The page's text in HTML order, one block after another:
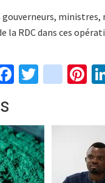
gouverneurs,
RDC dans ces
Fa
ce
o
o
k
T
wi
er
in
st
ra
Pi
nt
t